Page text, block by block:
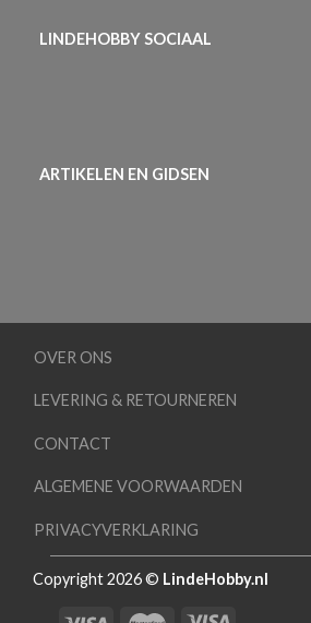
LINDEHOBBY SOCIAAL
ARTIKELEN EN GIDSEN
OVER ONS
LEVERING & RETOURNEREN
CONTACT
ALGEMENE VOORWAARDEN
PRIVACYVERKLARING
Copyright 2026 © LindeHobby.nl